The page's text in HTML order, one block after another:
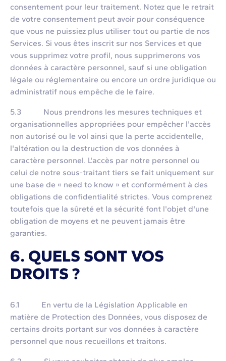
consentement pour leur traitement. Notez que le retrait
de votre consentement peut avoir pour conséquence
que vous ne puissiez plus utiliser tout ou partie de nos
Services. Si vous êtes inscrit sur nos Services et que
vous supprimez votre profil, nous supprimerons vos
données à caractère personnel, sauf si une obligation
légale ou réglementaire ou encore un ordre juridique ou
administratif nous empêche de le faire.
5.3 Nous prendrons les mesures techniques et
organisationnelles appropriées pour empêcher l'accès
non autorisé ou le vol ainsi que la perte accidentelle,
l'altération ou la destruction de vos données à
caractère personnel. L'accès par notre personnel ou
celui de notre sous-traitant tiers se fait uniquement sur
une base de « need to know » et conformément à des
obligations de confidentialité strictes. Vous comprenez
toutefois que la sûreté et la sécurité font l'objet d'une
obligation de moyens et ne peuvent jamais être
garanties.
6. QUELS SONT VOS
DROITS ?
6.1 En vertu de la Législation Applicable en
matière de Protection des Données, vous disposez de
certains droits portant sur vos données à caractère
personnel que nous recueillons et traitons.